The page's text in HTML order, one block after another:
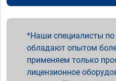
Наши специалисты
обладают опытом
применяем только
лицензионное